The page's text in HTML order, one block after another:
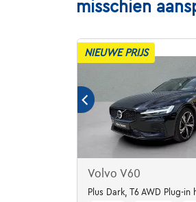
misschien
NIEUWE PRIJS
Volvo V60
Plus Dark, T6 AWD Plug-in